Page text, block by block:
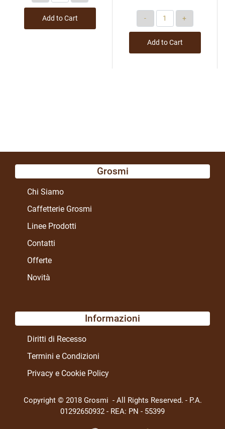
Add to Cart Quantity
Add to Cart
Grosmi
Chi Siamo
Caffetterie Grosmi
Linee Prodotti
Contatti
Offerte
Novità
Informazioni
Diritti di Recesso
Termini e Condizioni
Privacy e Cookie Policy
Copyright © 2018 Grosmi - All Rights Reserved. - P.A.
01292650932 - REA: PN - 55399